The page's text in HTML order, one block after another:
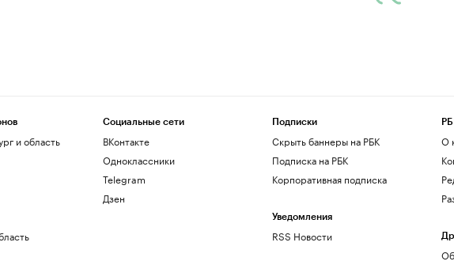
и область
Социальные сети
ВКонтакте
Одноклассники
Telegram
Дзен
Подписки
Скрыть баннеры на РБК
Подписка на РБК
Корпоративная подписка
Уведомления
RSS Новости
О